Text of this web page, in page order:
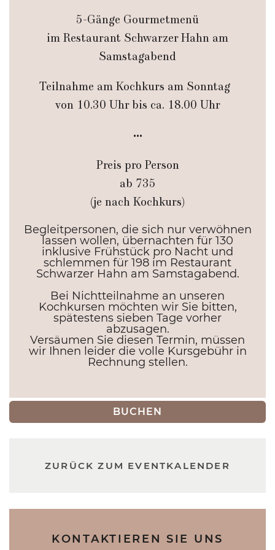
5-Gänge Gourmetmenü
im Restaurant Schwarzer Hahn am
Samstagabend
Teilnahme am Kochkurs am Sonntag
von 10.30 Uhr bis ca. 18.00 Uhr
•••
Preis pro Person
ab 735
(je nach Kochkurs)
Begleitpersonen, die sich nur verwöhnen
lassen wollen, übernachten für 130
inklusive Frühstück pro Nacht und
schlemmen für 198 im Restaurant
Schwarzer Hahn am Samstagabend.
Bei Nichtteilnahme an unseren
Kochkursen möchten wir Sie bitten,
spätestens sieben Tage vorher
abzusagen.
Versäumen Sie diesen Termin, müssen
wir Ihnen leider die volle Kursgebühr in
Rechnung stellen.
BUCHEN
ZURÜCK ZUM EVENTKALENDER
KONTAKTIEREN SIE UNS